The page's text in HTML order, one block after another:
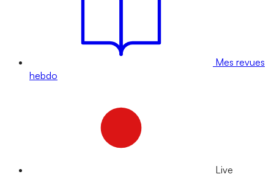
Mes revues
hebdo
Live